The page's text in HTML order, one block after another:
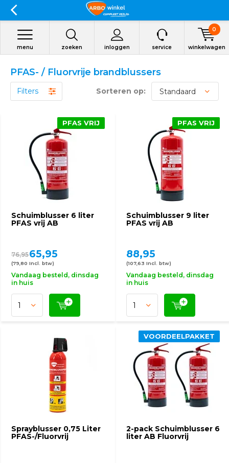
zoeken inloggen
menu service winkelwagen
0
PFAS- / Fluorvrije brandblussers
Filters Sorteren op:
Schuimblusser 6 liter
PFAS vrij AB
PFAS VRIJ
76,9565,95
(79,80 Incl. btw)
Vandaag besteld, dinsdag
in huis
Schuimblusser 9 liter
PFAS vrij AB
PFAS VRIJ
88,95
(107,63 Incl. btw)
Vandaag besteld, dinsdag
in huis
Sprayblusser 0,75 Liter
PFAS-/Fluorvrij
2-pack Schuimblusser 6
liter AB Fluorvrij
VOORDEELPAKKET